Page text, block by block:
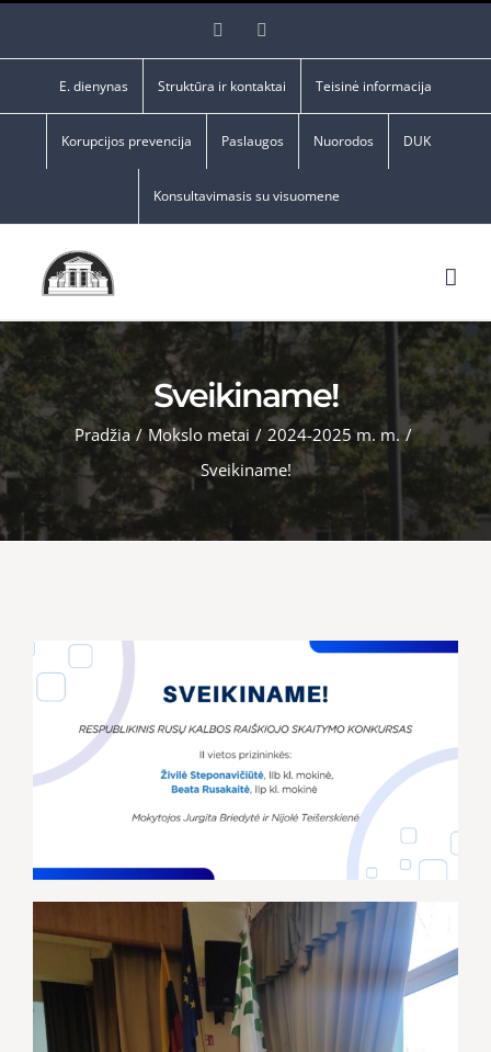
Facebook
E. dienynas Struktūra ir kontaktai Teisinė informacija
Korupcijos prevencija Paslaugos Nuorodos DUK
Konsultavimasis su visuomene
Sveikiname!
Pradžia / Mokslo metai / 2024-2025 m. m. /
Sveikiname!